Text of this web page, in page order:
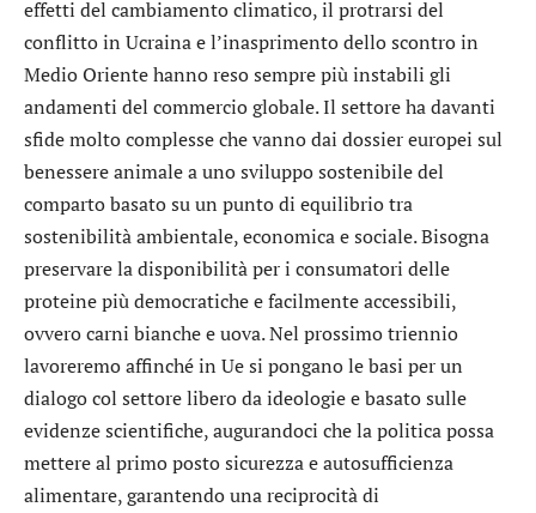
effetti del cambiamento climatico, il protrarsi del
conflitto in Ucraina e l’inasprimento dello scontro in
Medio Oriente hanno reso sempre più instabili gli
andamenti del commercio globale. Il settore ha davanti
sfide molto complesse che vanno dai dossier europei sul
benessere animale a uno sviluppo sostenibile del
comparto basato su un punto di equilibrio tra
sostenibilità ambientale, economica e sociale. Bisogna
preservare la disponibilità per i consumatori delle
proteine più democratiche e facilmente accessibili,
ovvero carni bianche e uova. Nel prossimo triennio
lavoreremo affinché in Ue si pongano le basi per un
dialogo col settore libero da ideologie e basato sulle
evidenze scientifiche, augurandoci che la politica possa
mettere al primo posto sicurezza e autosufficienza
alimentare, garantendo una reciprocità di